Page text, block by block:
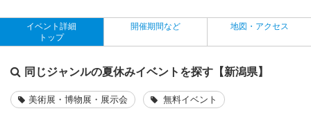
イベント詳細
トップ
開催期間など 地図・アクセス
同じジャンルの夏休みイベントを探す【新潟県】
美術展・博物展・展示会 無料イベント